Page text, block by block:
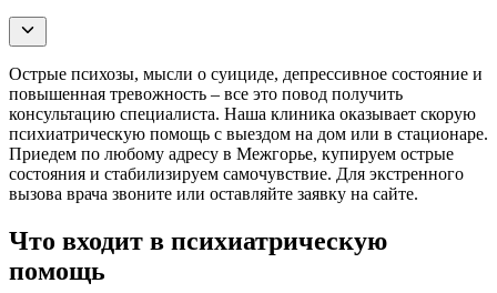
Острые психозы, мысли о суициде, депрессивное состояние и
повышенная тревожность – все это повод получить
консультацию специалиста. Наша клиника оказывает скорую
психиатрическую помощь с выездом на дом или в стационаре.
Приедем по любому адресу в Межгорье, купируем острые
состояния и стабилизируем самочувствие. Для экстренного
вызова врача звоните или оставляйте заявку на сайте.
Что входит в психиатрическую
помощь